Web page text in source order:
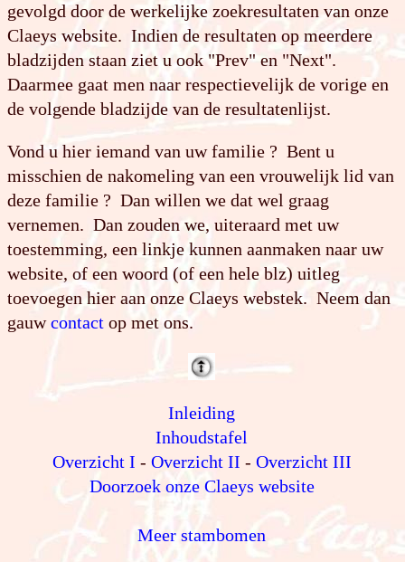
gevolgd door de werkelijke zoek­resul­taten van onze
Claeys website. Indien de resultaten op meerdere
bladzijden staan ziet u ook "Prev" en "Next".
Daarmee gaat men naar respectievelijk de vorige en
de volgende bladzijde van de resultatenlijst.
Vond u hier iemand van uw familie ? Bent u
misschien de nakomeling van een vrouwelijk lid van
deze familie ? Dan willen we dat wel graag
vernemen. Dan zouden we, uiteraard met uw
toestemming, een linkje kunnen aanmaken naar uw
website, of een woord (of een hele blz) uitleg
toevoegen hier aan onze Claeys webstek. Neem dan
gauwcontact op met ons.
Inleiding
Inhoudstafel
Overzicht I - Overzicht II - Overzicht III
Doorzoek onze Claeys website
Meer stambomen